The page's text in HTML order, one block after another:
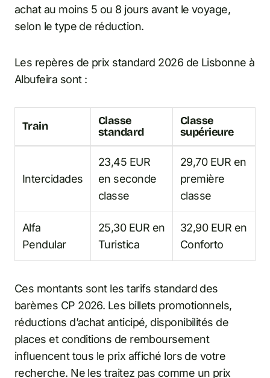
achat au moins 5 ou 8 jours avant le voyage,
selon le type de réduction.
Les repères de prix standard 2026 de Lisbonne à
Albufeira sont :
Train
Classe
standard
Classe
supérieure
Intercidades
23,45 EUR
en seconde
classe
29,70 EUR en
première
classe
Alfa
Pendular
25,30 EUR en
Turistica
32,90 EUR en
Conforto
Ces montants sont les tarifs standard des
barèmes CP 2026. Les billets promotionnels,
réductions d’achat anticipé, disponibilités de
places et conditions de remboursement
influencent tous le prix affiché lors de votre
recherche. Ne les traitez pas comme un prix